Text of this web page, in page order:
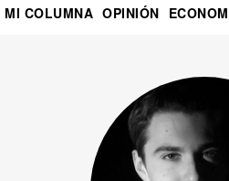
MI COLUMNA OPINIÓN